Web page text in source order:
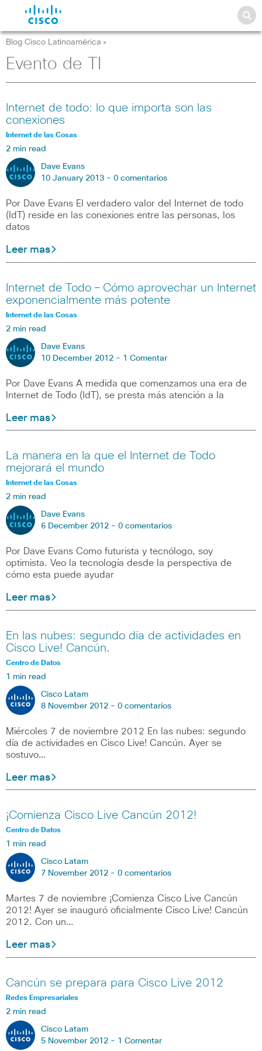
Blog Cisco Latinoamérica >
Evento de TI
Internet de todo: lo que importa son las
conexiones
Internet de las Cosas
2 min read
Dave Evans
10 January 2013 - 0 comentarios
Por Dave Evans El verdadero valor del Internet de todo
(IdT) reside en las conexiones entre las personas, los
datos
Leer mas
Internet de Todo – Cómo aprovechar un Internet
exponencialmente más potente
Internet de las Cosas
2 min read
Dave Evans
10 December 2012 - 1 Comentar
Por Dave Evans A medida que comenzamos una era de
Internet de Todo (IdT), se presta más atención a la
Leer mas
La manera en la que el Internet de Todo
mejorará el mundo
Internet de las Cosas
2 min read
Dave Evans
6 December 2012 - 0 comentarios
Por Dave Evans Como futurista y tecnólogo, soy
optimista. Veo la tecnología desde la perspectiva de
cómo esta puede ayudar
Leer mas
En las nubes: segundo día de actividades en
Cisco Live! Cancún.
Centro de Datos
1 min read
Cisco Latam
8 November 2012 - 0 comentarios
Miércoles 7 de noviembre 2012 En las nubes: segundo
día de actividades en Cisco Live! Cancún. Ayer se
sostuvo…
Leer mas
¡Comienza Cisco Live Cancún 2012!
Centro de Datos
1 min read
Cisco Latam
7 November 2012 - 0 comentarios
Martes 7 de noviembre ¡Comienza Cisco Live Cancún
2012! Ayer se inauguró oficialmente Cisco Live! Cancún
2012. Con un…
Leer mas
Cancún se prepara para Cisco Live 2012
Redes Empresariales
2 min read
Cisco Latam
5 November 2012 - 1 Comentar